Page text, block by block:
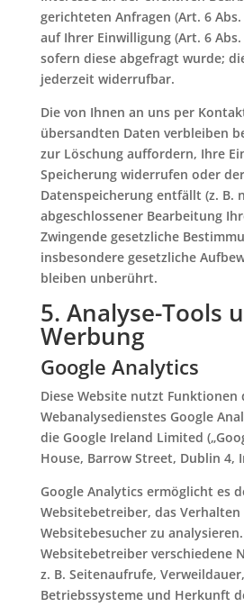
gerichteten Anfragen (Art. 6 Abs.
auf Ihrer Einwilligung (Art. 6 Abs.
sofern diese abgefragt wurde;
jederzeit widerrufbar.
Die von Ihnen an uns per
übersandten Daten verbleiben
zur Löschung auffordern, Ihre
Speicherung widerrufen oder
Datenspeicherung entfällt (z. B.
abgeschlossener Bearbeitung
Zwingende gesetzliche
insbesondere gesetzliche
bleiben unberührt.
5. Analyse-Tools
Werbung
Google Analytics
Diese Website nutzt Funktionen
Webanalysedienstes Google
die Google Ireland Limited
House, Barrow Street, Dublin 4,
Google Analytics ermöglicht es
Websitebetreiber, das Verhalten
Websitebesucher zu
Websitebetreiber verschiedene
z. B. Seitenaufrufe,
Betriebssysteme und Herkunft